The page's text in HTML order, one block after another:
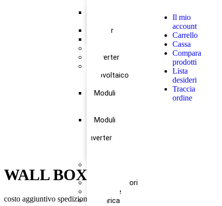
Meter
Inverter
Fotovoltaico
Moduli
Moduli
Inverter
Ottimizzatori
Pratiche
Ricarica
Il mio
account
Carrello
Cassa
Compara
prodotti
Lista
desideri
Traccia
ordine
WALL BOX
costo aggiuntivo spedizione